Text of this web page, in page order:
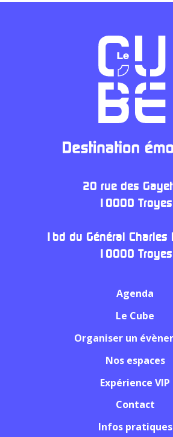
20 rue des
10000 Troyes
1bd du Général Charles
10000 Troyes
Agenda
Le Cube
Organiser un
Nos espaces
Expérience VIP
Contact
Infos pratiques